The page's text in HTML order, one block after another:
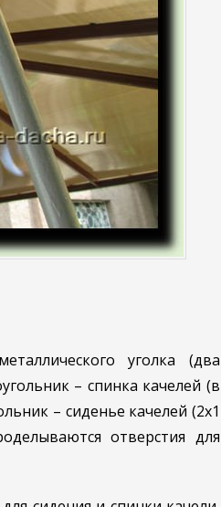
уголка (два
– спинка качелей (в
– сиденье качелей (2х1
отверстия для